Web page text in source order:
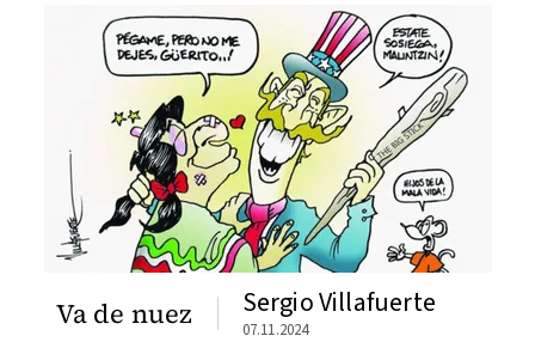
Va de nuez Sergio Villafuerte
07.11.2024